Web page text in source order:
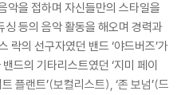
악을 접하며 자신들만의 스타일을
등의 음악 활동을 해오며 경력과
락의 선구자였던 밴드 ‘야드버즈’가
드의 기타리스트였던 ‘지미 페이
플랜트’(보컬리스트), ‘존 보넘’(드